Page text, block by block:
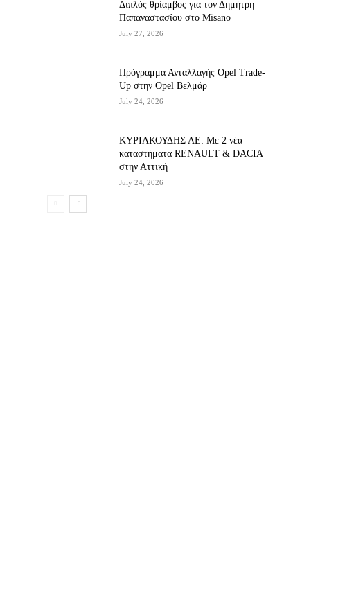
Διπλός θρίαμβος για τον Δημήτρη
Παπαναστασίου στο Misano
July 27, 2026
Πρόγραμμα Ανταλλαγής Opel Trade-
Up στην Opel Βελμάρ
July 24, 2026
ΚΥΡΙΑΚΟΥΔΗΣ ΑΕ: Με 2 νέα
καταστήματα RENAULT & DACIA
στην Αττική
July 24, 2026